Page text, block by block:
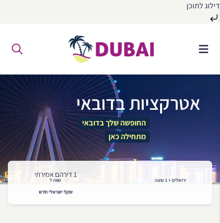
דילוג לתוכן
התוכן
אטרקציות בדובאי
החופשה שלך בדובאי
מתחילה כאן
ירושלים + 1 שעה
1 דירהם אמירתי
שווה ל
שקל ישראלי חדש